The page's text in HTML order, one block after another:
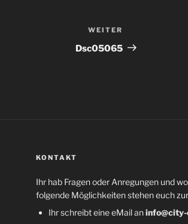
Beitrag
WEITER
Dsc05065
KONTAKT
Ihr hab Fragen oder Anregungen und
folgende Möglichkeiten stehen euch
Ihr schreibt eine eMail an